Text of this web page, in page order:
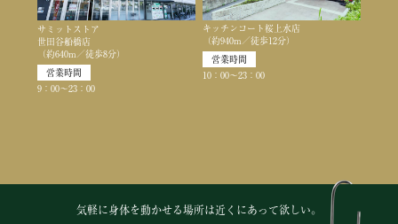
サミットストア
世田谷船橋店
（約640m／徒歩8分）
営業時間
9：00〜23：00
キッチンコート桜上水店
（約940m／徒歩12分）
営業時間
10：00〜23：00
気軽に身体を動かせる場所は近くにあって欲しい。